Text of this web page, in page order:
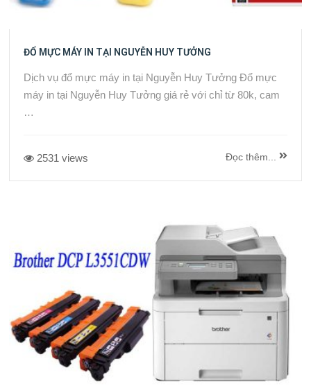
ĐỔ MỰC MÁY IN TẠI NGUYỄN HUY TƯỞNG
Dịch vụ đổ mực máy in tại Nguyễn Huy Tưởng Đổ mực
máy in tại Nguyễn Huy Tưởng giá rẻ với chỉ từ 80k, cam
…
2531 views Đọc thêm...